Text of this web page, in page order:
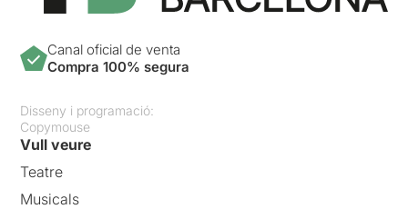
Canal oficial de venta
Compra 100% segura
Disseny i programació:
Copymouse
Vull veure
Teatre
Musicals